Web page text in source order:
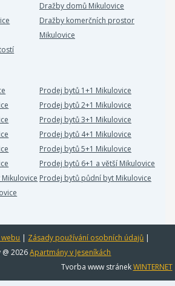
Dražby domů Mikulovice
Dražby komerčních prostor
Mikulovice
Prodej bytů 1+1 Mikulovice
Prodej bytů 2+1 Mikulovice
Prodej bytů 3+1 Mikulovice
Prodej bytů 4+1 Mikulovice
Prodej bytů 5+1 Mikulovice
Prodej bytů 6+1 a větší Mikulovice
Prodej bytů půdní byt Mikulovice
| Zásady používání osobních údajů |
@ 2026Apartmány v Jeseníkách
Tvorba www stránekWINTERNET